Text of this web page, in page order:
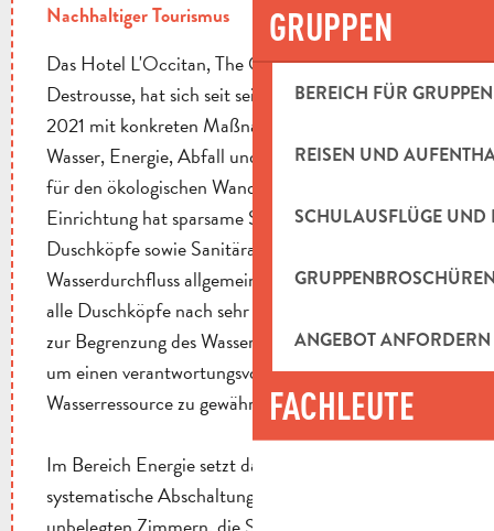
GRUPPEN
BEREICH FÜR GRUPPEN
REISEN UND
SCHULAUSFLÜGE UND
ANGEBOT ANFORDERN
FACHLEUTE
Nachhaltiger Tourismus
Das Hotel L'Occitan, The Originals Boutique in La
Destrousse, hat sich seit seiner Übernahme im Jahr
2021 mit konkreten Maßnahmen in den Bereichen
Wasser, Energie, Abfall und Barrierefreiheit stark
für den ökologischen Wandel engagiert. Die
Einrichtung hat sparsame Schaumdüsen und
Duschköpfe sowie Sanitäranlagen mit doppeltem
Wasserdurchfluss allgemein eingeführt und 2022
alle Duschköpfe nach sehr anspruchsvollen Normen
zur Begrenzung des Wasserdurchflusses erneuert,
um einen verantwortungsvollen Umgang mit der
Wasserressource zu gewährleisten.
Im Bereich Energie setzt das Hotel auf die
systematische Abschaltung der Klimaanlage in